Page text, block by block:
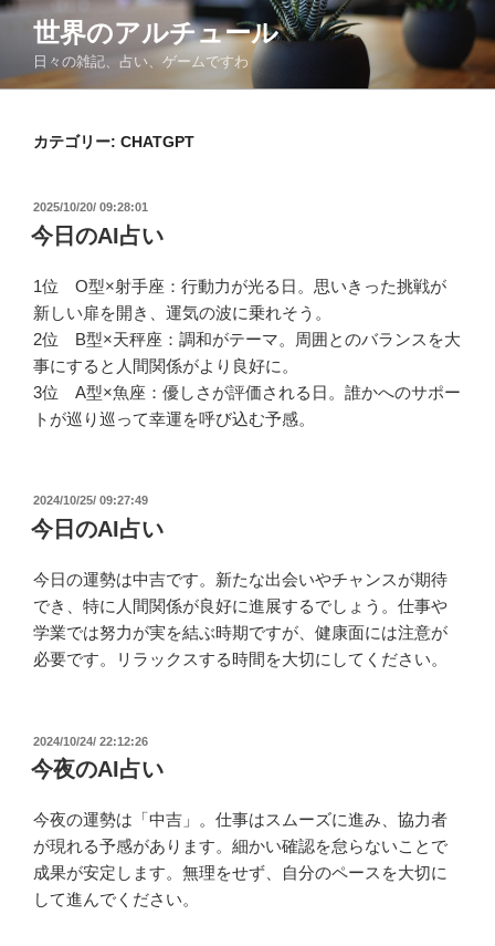
コ
ン
世界のアルチュール
日々の雑記、占い、ゲームですわ
カテゴリー: CHATGPT
投
稿
日:
2025/10/20/ 09:28:01
今日のAI占い
1位 O型×射手座：行動力が光る日。思いきった挑戦が
新しい扉を開き、運気の波に乗れそう。
2位 B型×天秤座：調和がテーマ。周囲とのバランスを大
事にすると人間関係がより良好に。
3位 A型×魚座：優しさが評価される日。誰かへのサポー
トが巡り巡って幸運を呼び込む予感。
投
稿
日:
2024/10/25/ 09:27:49
今日のAI占い
今日の運勢は中吉です。新たな出会いやチャンスが期待
でき、特に人間関係が良好に進展するでしょう。仕事や
学業では努力が実を結ぶ時期ですが、健康面には注意が
必要です。リラックスする時間を大切にしてください。
投
稿
日:
2024/10/24/ 22:12:26
今夜のAI占い
今夜の運勢は「中吉」。仕事はスムーズに進み、協力者
が現れる予感があります。細かい確認を怠らないことで
成果が安定します。無理をせず、自分のペースを大切に
して進んでください。